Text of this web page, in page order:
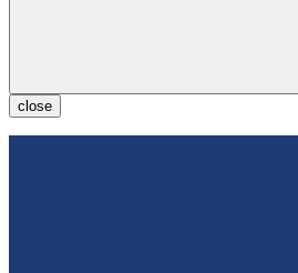
close